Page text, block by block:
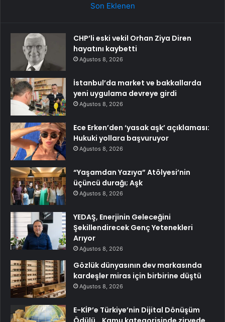
Son Eklenen
CHP’li eski vekil Orhan Ziya Diren
hayatını kaybetti
Ağustos 8, 2026
İstanbul’da market ve bakkallarda
yeni uygulama devreye girdi
Ağustos 8, 2026
Ece Erken’den ‘yasak aşk’ açıklaması:
Hukuki yollara başvuruyor
Ağustos 8, 2026
“Yaşamdan Yazıya” Atölyesi’nin
üçüncü durağı; Aşk
Ağustos 8, 2026
YEDAŞ, Enerjinin Geleceğini
Şekillendirecek Genç Yetenekleri
Arıyor
Ağustos 8, 2026
Gözlük dünyasının dev markasında
kardeşler miras için birbirine düştü
Ağustos 8, 2026
E-KİP’e Türkiye’nin Dijital Dönüşüm